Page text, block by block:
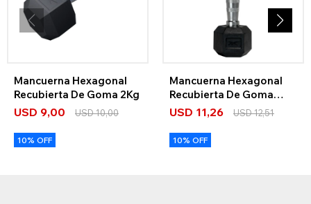
Mancuerna Hexagonal
Recubierta De Goma 2Kg
USD 9,00 USD10,00
10% OFF
Mancuerna Hexagonal
Recubierta De Goma
2.5Kg
USD 11,26 USD12,51
10% OFF